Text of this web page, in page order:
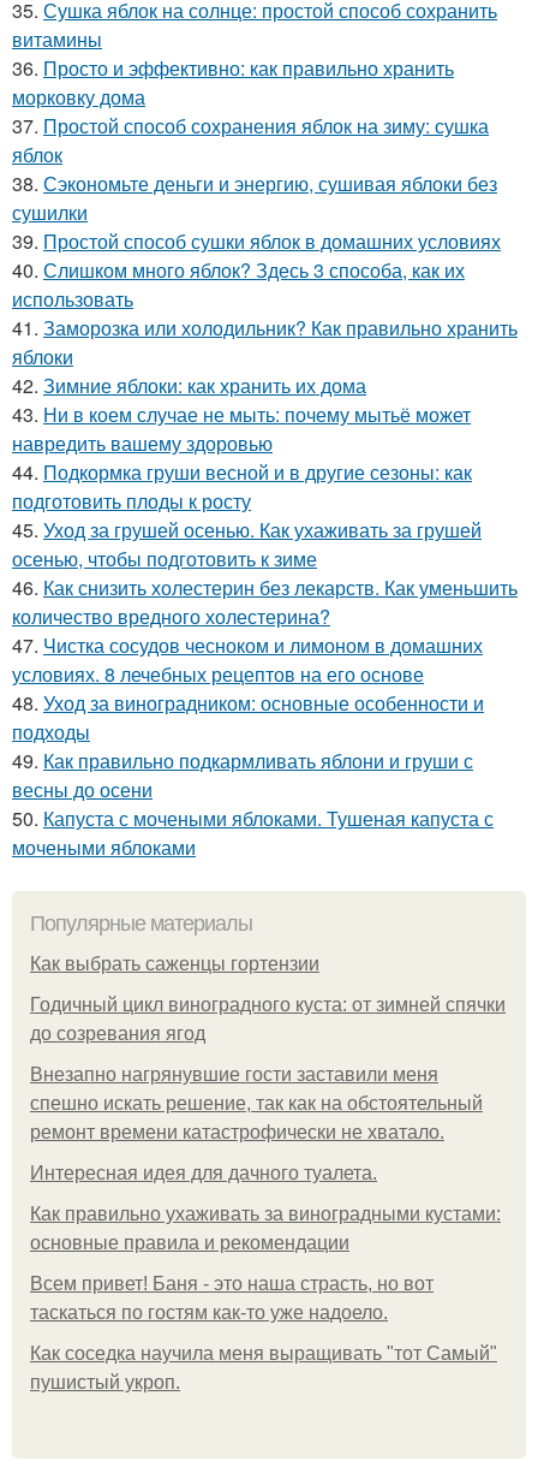
35. Сушка яблок на солнце: простой способ сохранить
витамины
36. Просто и эффективно: как правильно хранить
морковку дома
37. Простой способ сохранения яблок на зиму: сушка
яблок
38. Сэкономьте деньги и энергию, сушивая яблоки без
сушилки
39. Простой способ сушки яблок в домашних условиях
40. Слишком много яблок? Здесь 3 способа, как их
использовать
41. Заморозка или холодильник? Как правильно хранить
яблоки
42. Зимние яблоки: как хранить их дома
43. Ни в коем случае не мыть: почему мытьё может
навредить вашему здоровью
44. Подкормка груши весной и в другие сезоны: как
подготовить плоды к росту
45. Уход за грушей осенью. Как ухаживать за грушей
осенью, чтобы подготовить к зиме
46. Как снизить холестерин без лекарств. Как уменьшить
количество вредного холестерина?
47. Чистка сосудов чесноком и лимоном в домашних
условиях. 8 лечебных рецептов на его основе
48. Уход за виноградником: основные особенности и
подходы
49. Как правильно подкармливать яблони и груши с
весны до осени
50. Капуста с мочеными яблоками. Тушеная капуста с
мочеными яблоками
Популярные материалы
Как выбрать саженцы гортензии
Годичный цикл виноградного куста: от зимней спячки
до созревания ягод
Внезапно нагрянувшие гости заставили меня
спешно искать решение, так как на обстоятельный
ремонт времени катастрофически не хватало.
Интересная идея для дачного туалета.
Как правильно ухаживать за виноградными кустами:
основные правила и рекомендации
Всем привет! Баня - это наша страсть, но вот
таскаться по гостям как-то уже надоело.
Как соседка научила меня выращивать "тот Самый"
пушистый укроп.